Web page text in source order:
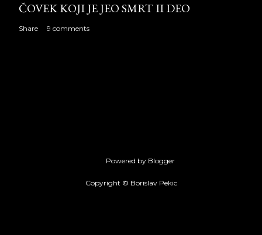
ČOVEK KOJI JE JEO SMRT II DEO
Share 9 comments
Powered by Blogger
Copyright © Borislav Pekic